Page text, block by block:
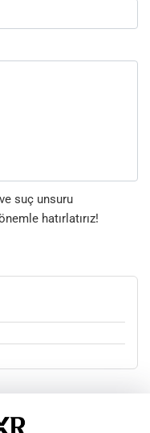
suç unsuru
hatırlatırız!